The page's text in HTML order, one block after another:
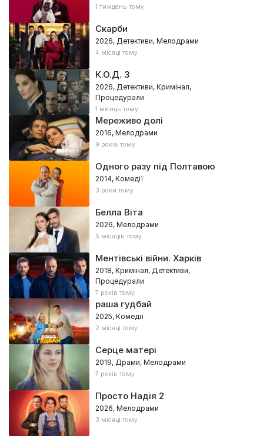
1 тиждень тому
Скарби
2026, Детективи, Мелодрами
4 місяці тому
К.О.Д. 3
2026, Детективи, Кримінал,
Процедурали
1 місяць тому
Мереживо долі
2016, Мелодрами
9 років тому
Одного разу під Полтавою
2014, Комедії
3 роки тому
Белла Віта
2026, Мелодрами
5 місяців тому
Ментівські війни. Харків
2018, Кримінал, Детективи,
Процедурали
7 років тому
раша гудбай
2025, Комедії
2 місяці тому
Серце матері
2019, Драми, Мелодрами
7 років тому
Просто Надія 2
2026, Мелодрами
3 місяці тому